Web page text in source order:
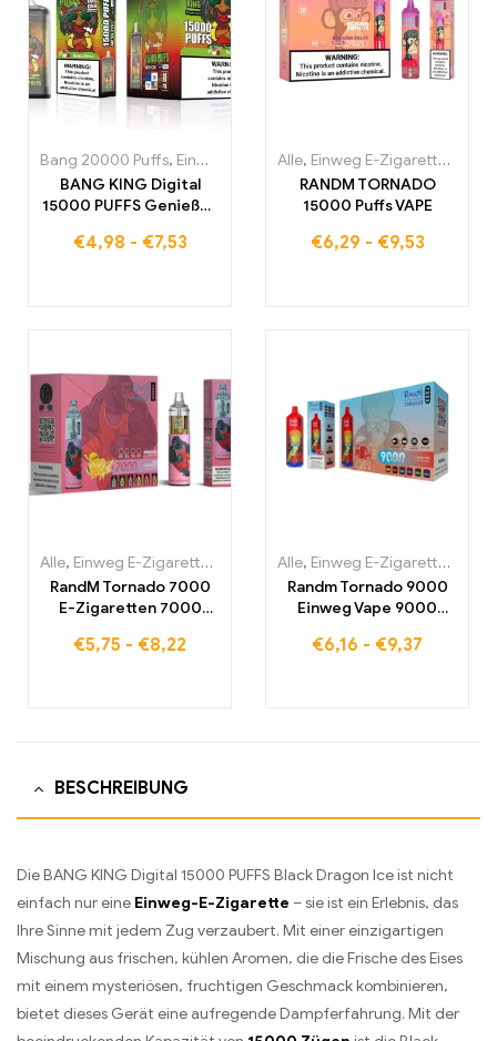
Bang 20000 Puffs, Einweg E-Zigaretten ,Einweg-E-Zigaretten
BANG KING Digital
15000 PUFFS Genießen
Nebelungserlebnis
€4,98 - €7,53
Alle, Einweg E-Zigaretten
RANDM TORNADO
15000 Puffs VAPE
€6,29 - €9,53
Alle, Einweg E-Zigaretten Einweg-E-Zigaretten Belgien,
RandM Tornado 7000
E-Zigaretten 7000
lagerraum
€5,75 - €8,22
Alle, Einweg E-Zigaretten
Randm Tornado 9000
Einweg Vape 9000
€6,16 - €9,37
BESCHREIBUNG
Die BANG KING Digital 15000 PUFFS Black Dragon Ice ist nicht
einfach nur eine Einweg-E-Zigarette – sie ist ein Erlebnis, das
Ihre Sinne mit jedem Zug verzaubert. Mit einer einzigartigen
Mischung aus frischen, kühlen Aromen, die die Frische des Eises
mit einem mysteriösen, fruchtigen Geschmack kombinieren,
bietet dieses Gerät eine aufregende Dampferfahrung. Mit der